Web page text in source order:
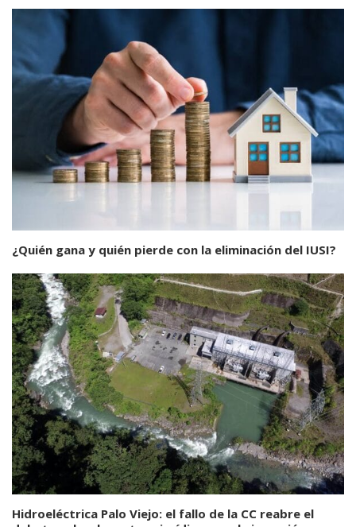
¿Quién gana y quién pierde con la eliminación del IUSI?
Hidroeléctrica Palo Viejo: el fallo de la CC reabre el